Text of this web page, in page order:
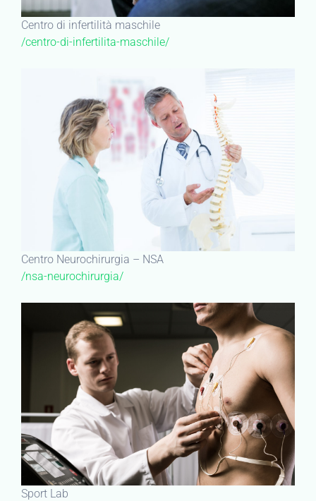
Centro di infertilità maschile
/centro-di-infertilita-maschile/
Centro Neurochirurgia – NSA
/nsa-neurochirurgia/
Sport Lab